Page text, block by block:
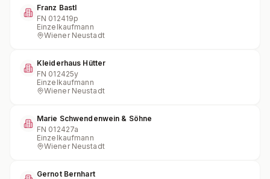
Franz Bastl
FN 012419p
Einzelkaufmann
Wiener Neustadt
Kleiderhaus Hütter
FN 012425y
Einzelkaufmann
Wiener Neustadt
Marie Schwendenwein & Söhne
FN 012427a
Einzelkaufmann
Wiener Neustadt
Gernot Bernhart